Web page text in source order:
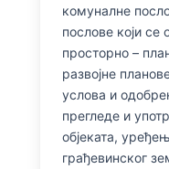
комуналне
послове који
просторно –
развојне
услова и
прегледе и
објеката,
грађевинског